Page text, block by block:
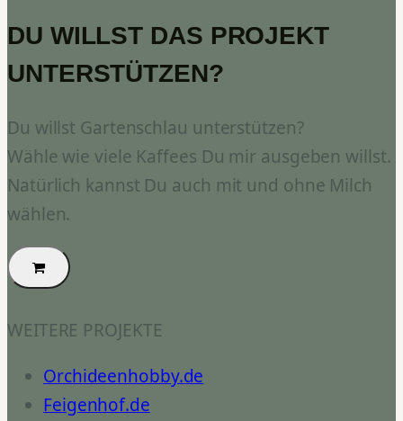
DU WILLST DAS PROJEKT
UNTERSTÜTZEN?
Du willst Gartenschlau unterstützen?
Wähle wie viele Kaffees Du mir ausgeben willst.
Natürlich kannst Du auch mit und ohne Milch
wählen.
WEITERE PROJEKTE
Orchideenhobby.de
Feigenhof.de